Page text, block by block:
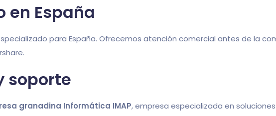
en España
para España. Ofrecemos atención comercial antes de la
soporte
granadina Informática IMAP, empresa especializada en